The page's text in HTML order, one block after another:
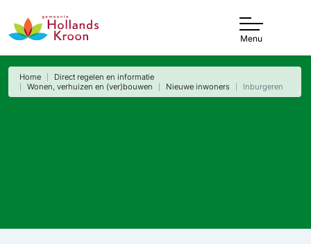
Menu
Home
Direct regelen en informatie
Wonen, verhuizen en (ver)bouwen
Nieuwe inwoners Inburgeren